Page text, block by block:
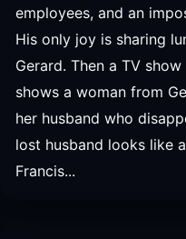
employees, and an
His only joy is sharing
Gerard. Then a TV
shows a woman from
her husband who
lost husband looks like
Francis...